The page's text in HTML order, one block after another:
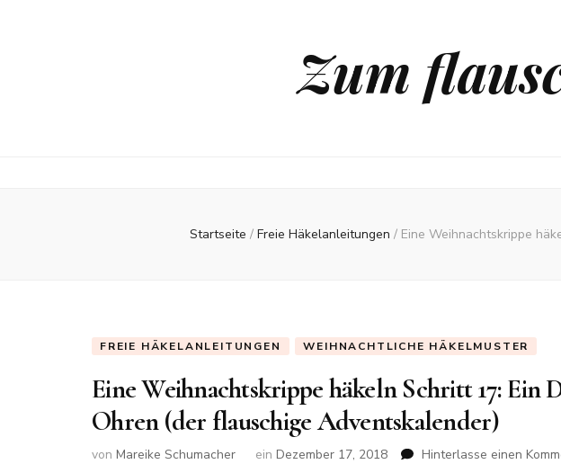
Zum
Startseite / Freie Häkelanleitungen / Eine Weihnachtskrippe
FREIE HÄKELANLEITUNGEN WEIHNACHTLICHE HÄKELMUSTER
Eine Weihnachtskrippe häkeln Schritt 17: Ein
Ohren (der flauschige Adventskalender)
von Mareike Schumacher ein Dezember 17, 2018 Hinterlasse einen